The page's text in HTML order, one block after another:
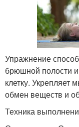
Упражнение
брюшной полости и
клетку. Укрепляет
обмен веществ и
Техника